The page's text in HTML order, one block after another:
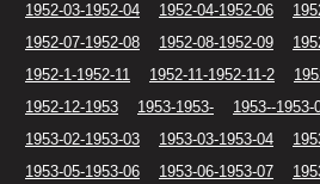
1952-03-1952-04
1952-04-1952-06
1952-07-1952-08
1952-08-1952-09
1952-1-1952-11
1952-11-1952-11-2
1952-12-1953
1953-1953-
1953--1953-
1953-02-1953-03
1953-03-1953-04
1953-05-1953-06
1953-06-1953-07